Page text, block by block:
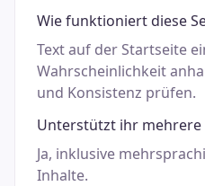
Wie funktioniert diese
Text auf der Startseite
Wahrscheinlichkeit
und Konsistenz prüfen.
Unterstützt ihr mehrere
Ja, inklusive
Inhalte.